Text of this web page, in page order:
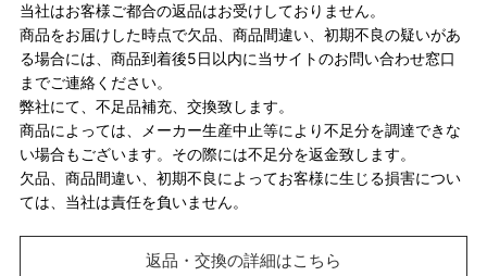
当社はお客様ご都合の返品はお受けしておりません。
商品をお届けした時点で欠品、商品間違い、初期不良の疑いがあ
る場合には、商品到着後5日以内に当サイトのお問い合わせ窓口
までご連絡ください。
弊社にて、不足品補充、交換致します。
商品によっては、メーカー生産中止等により不足分を調達できな
い場合もございます。その際には不足分を返金致します。
欠品、商品間違い、初期不良によってお客様に生じる損害につい
ては、当社は責任を負いません。
返品・交換の詳細はこちら